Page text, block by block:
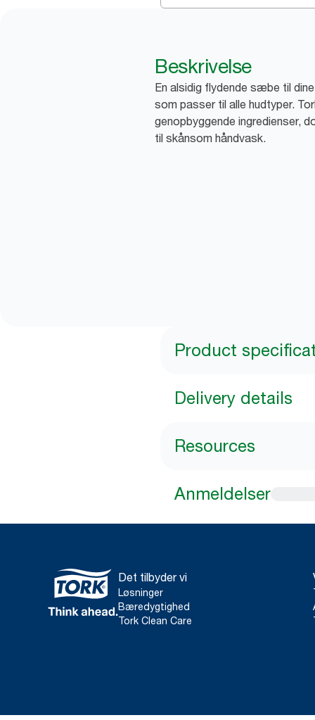
Beskrivelse
En alsidig flydende sæbe til
som passer til alle hudtyper.
genopbyggende ingredienser,
til skånsom håndvask.
Product
Delivery details
Resources
Anmeldelser
Det tilbyder vi
Løsninger
Bæredygtighed
Tork Clean Care